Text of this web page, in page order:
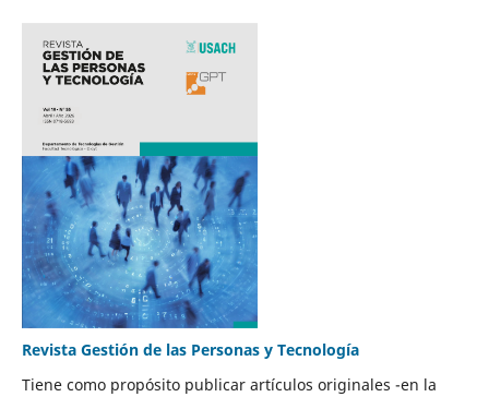
Revista Gestión de las Personas y Tecnología
Tiene como propósito publicar artículos originales -en la